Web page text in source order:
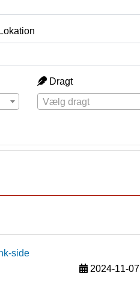
Lokation
Dragt
Vælg dragt
side
2024-11-07